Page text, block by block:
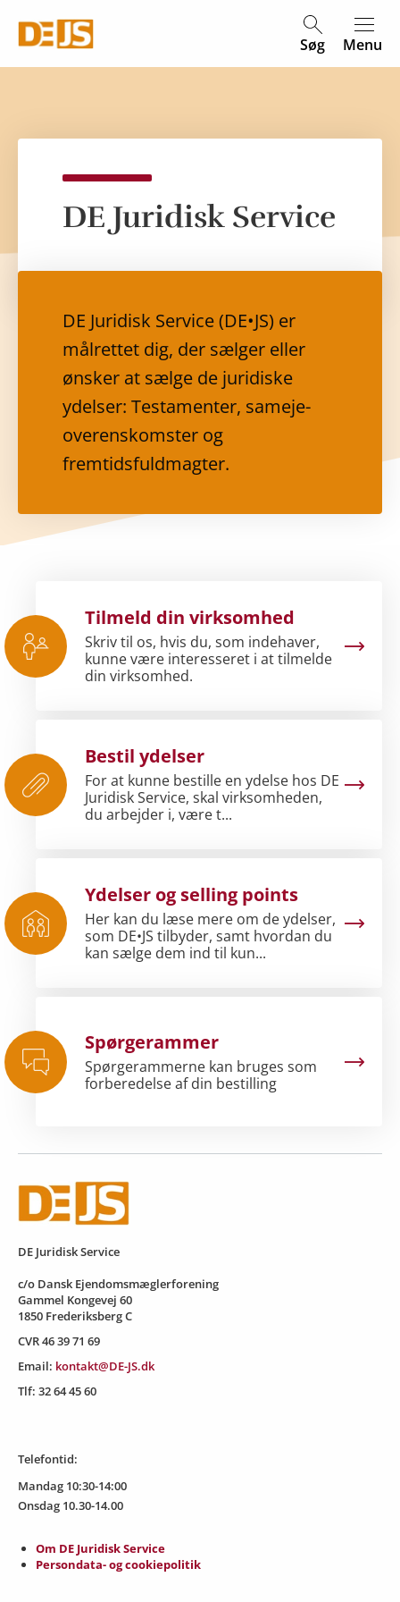
Søg Menu
DE Juridisk Service
DE Juridisk Service (DE•JS) er
målrettet dig, der sælger eller
ønsker at sælge de juridiske
ydelser: Testamenter, sameje-
overenskomster og
fremtidsfuldmagter.
Tilmeld din virksomhed
Skriv til os, hvis du, som indehaver,
kunne være interesseret i at tilmelde
din virksomhed.
Bestil ydelser
For at kunne bestille en ydelse hos DE
Juridisk Service, skal virksomheden,
du arbejder i, være t...
Ydelser og selling points
Her kan du læse mere om de ydelser,
som DE•JS tilbyder, samt hvordan du
kan sælge dem ind til kun...
Spørgerammer
Spørgerammerne kan bruges som
forberedelse af din bestilling
DE Juridisk Service
c/o Dansk Ejendomsmæglerforening
Gammel Kongevej 60
1850 Frederiksberg C
CVR 46 39 71 69
Email: kontakt@DE-JS.dk
Tlf: 32 64 45 60
Telefontid:
Mandag 10:30-14:00
Onsdag 10.30-14.00
Om DE Juridisk Service
Persondata- og cookiepolitik